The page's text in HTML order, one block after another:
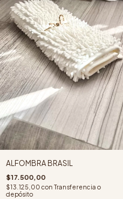
ALFOMBRA BRASIL
$17.500,00
$13.125,00 con Transferencia o
depósito